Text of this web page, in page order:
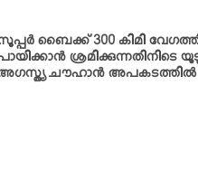
ബൈക്ക് 300 കിമി
ശ്രമിക്കുന്നതിനിടെ
ചൗഹാന്‍ അപകടത്തില്‍